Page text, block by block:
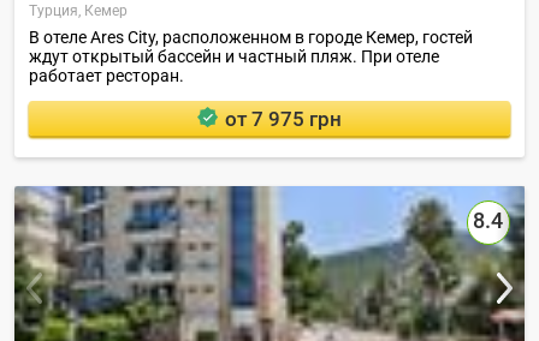
Турция, Кемер
В отеле Ares City, расположенном в городе Кемер, гостей
ждут открытый бассейн и частный пляж. При отеле
работает ресторан.
от 7 975 грн
8.4